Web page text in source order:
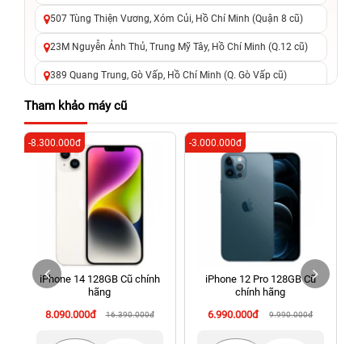
507 Tùng Thiện Vương, Xóm Củi, Hồ Chí Minh (Quận 8 cũ)
23M Nguyễn Ảnh Thủ, Trung Mỹ Tây, Hồ Chí Minh (Q.12 cũ)
389 Quang Trung, Gò Vấp, Hồ Chí Minh (Q. Gò Vấp cũ)
625 - 625A Âu Cơ, Tân Phú, Hồ Chí Minh (Quận Tân Phú cũ)
326 Lê Văn Việt, Tăng Nhơn Phú, Hồ Chí Minh (Q.9 TP. Thủ
Đức cũ)
256 Võ Văn Ngân, Thủ Đức, Hồ Chí Minh (Bình Thọ, TP. Thủ
70 Nguyễn An Ninh, Dĩ An, Hồ Chí Minh (Bình Dương Cũ)
24h Vũng Tàu: 162A Ba Cu, Vũng Tàu, Hồ Chí Minh (TP. Vũng
Tàu cũ)
198 Hoàng Văn Thụ, Tân Sơn Nhất, Hồ Chí Minh (Tân Bình
Tham khảo máy cũ
iPhone 14 128GB Cũ chính
hãng
8.090.000đ
16.390.000đ
-8.300.000đ
iPhone 12 Pro 128GB Cũ
chính hãng
6.990.000đ
9.990.000đ
-3.000.000đ